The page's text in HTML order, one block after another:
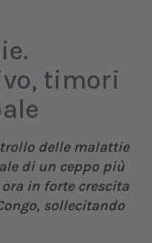
timori
delle malattie
di un ceppo più
in forte crescita
sollecitando